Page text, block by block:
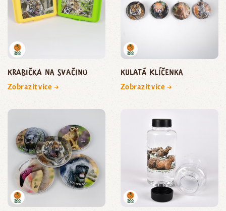
Krabička na svačinu
Zobrazit více →
Kulatá klíčenka
Zobrazit více →